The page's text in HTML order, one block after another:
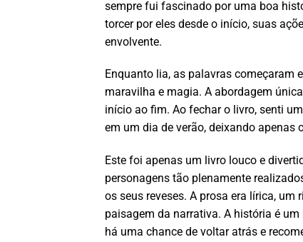
sempre fui fascinado por uma boa
torcer por eles desde o início, suas
envolvente.
Enquanto lia, as palavras começaram
maravilha e magia. A abordagem
início ao fim. Ao fechar o livro, senti
em um dia de verão, deixando apenas
Este foi apenas um livro louco e
personagens tão plenamente
os seus reveses. A prosa era lírica,
paisagem da narrativa. A história é
há uma chance de voltar atrás e